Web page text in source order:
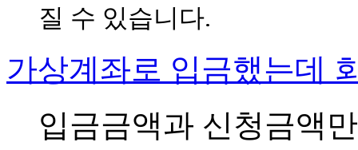
질 수 있습니다.
가상계좌로 입금했는데
입금금액과 신청금액